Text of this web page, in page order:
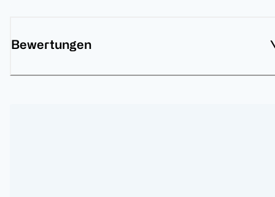
Bewertungen